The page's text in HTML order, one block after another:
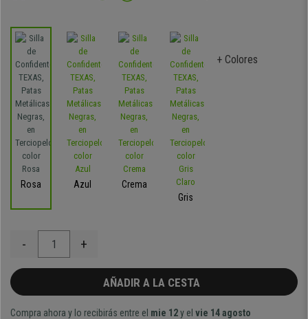
Rosa Azul
Crema
Gris
+ Colores
- +
AÑADIR A LA CESTA
Compra ahora y lo recibirás entre el mie 12y el vie 14 agosto